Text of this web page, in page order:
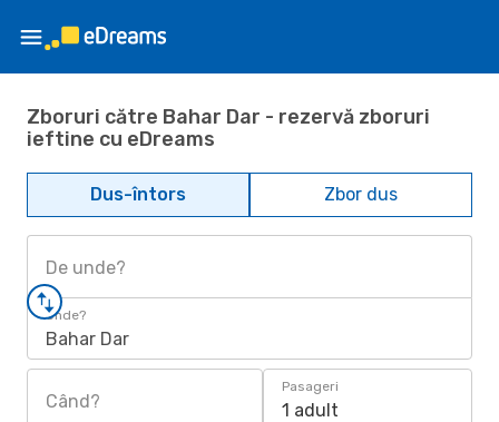
Zboruri către Bahar Dar - rezervă zboruri
ieftine cu eDreams
Dus-întors Zbor dus
De unde?
Unde?
Bahar Dar
Când?
Pasageri
1 adult